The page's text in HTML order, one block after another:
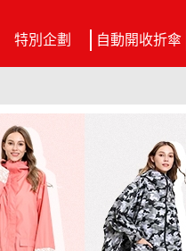
特別企劃 自動開收折傘